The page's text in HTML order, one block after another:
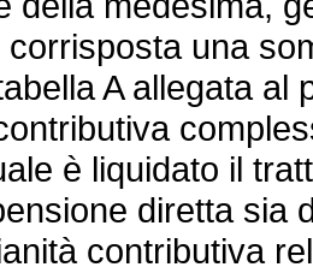
una
A allegata
è liquidato il
diretta sia
contributiva